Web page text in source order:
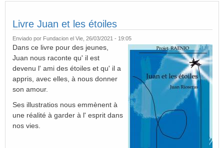
Livre Juan et les étoiles
Enviado por Fundacion el Vie, 26/03/2021 - 19:05
Dans ce livre pour des jeunes,
Juan nous raconte qu' il est
devenu l' ami des étoiles et qu' il a
appris, avec elles, à nous donner
son amour.
Ses illustratios nous emmènent à
une réalité à garder à l' esprit dans
nos vies.